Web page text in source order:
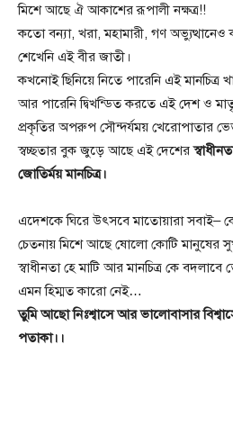
মিশে আছে ঐ আকাশের রূপালী নক্ষত্র!!
কতো বন্যা, খরা, মহামারী, গণ
শেখেনি এই বীর জাতী।
কখনোই ছিনিয়ে নিতে পারেনি এই মানচিত্র
আর পারেনি দ্বিখন্ডিত করতে এই দেশ ও
প্রকৃতির অপরুপ সৌন্দর্যময় খেরোপাতার
স্বচ্ছতার বুক জুড়ে আছে এই দেশের
জোতির্ময় মানচিত্র।
এদেশকে ঘিরে উৎসবে মাতোয়ারা সবাই–
চেতনায় মিশে আছে ষোলো কোটি মানুষের সুখ
স্বাধীনতা হে মাটি আর মানচিত্র কে বদলাবে
এমন হিম্মত কারো নেই…
তুমি আছো নিঃশ্বাসে আর ভালোবাসার
পতাকা।।